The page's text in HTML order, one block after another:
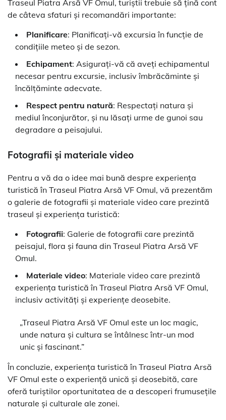
Traseul Piatra Arsă VF Omul, turiștii trebuie să țină cont
de câteva sfaturi și recomandări importante:
Planificare: Planificați-vă excursia în funcție de
condițiile meteo și de sezon.
Echipament: Asigurați-vă că aveți echipamentul
necesar pentru excursie, inclusiv îmbrăcăminte și
încălțăminte adecvate.
Respect pentru natură: Respectați natura și
mediul înconjurător, și nu lăsați urme de gunoi sau
degradare a peisajului.
Fotografii și materiale video
Pentru a vă da o idee mai bună despre experiența
turistică în Traseul Piatra Arsă VF Omul, vă prezentăm
o galerie de fotografii și materiale video care prezintă
traseul și experiența turistică:
Fotografii: Galerie de fotografii care prezintă
peisajul, flora și fauna din Traseul Piatra Arsă VF
Omul.
Materiale video: Materiale video care prezintă
experiența turistică în Traseul Piatra Arsă VF Omul,
inclusiv activități și experiențe deosebite.
„Traseul Piatra Arsă VF Omul este un loc magic,
unde natura și cultura se întâlnesc într-un mod
unic și fascinant.”
În concluzie, experiența turistică în Traseul Piatra Arsă
VF Omul este o experiență unică și deosebită, care
oferă turiștilor oportunitatea de a descoperi frumusețile
naturale și culturale ale zonei.